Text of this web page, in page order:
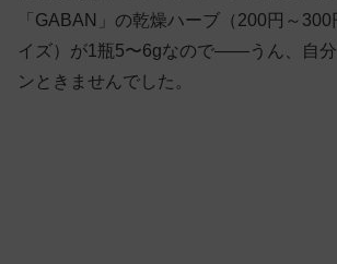
「GABAN」の乾燥ハーブ（200円～
イズ）が1瓶5〜6gなので——うん、自
ンときませんでした。